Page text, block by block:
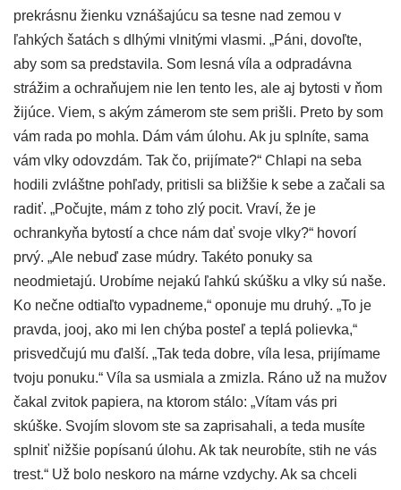
prekrásnu žienku vznášajúcu sa tesne nad zemou v
ľahkých šatách s dlhými vlnitými vlasmi. „Páni, dovoľte,
aby som sa predstavila. Som lesná víla a odpradávna
strážim a ochraňujem nie len tento les, ale aj bytosti v ňom
žijúce. Viem, s akým zámerom ste sem prišli. Preto by som
vám rada po mohla. Dám vám úlohu. Ak ju splníte, sama
vám vlky odovzdám. Tak čo, prijímate?“ Chlapi na seba
hodili zvláštne pohľady, pritisli sa bližšie k sebe a začali sa
radiť. „Počujte, mám z toho zlý pocit. Vraví, že je
ochrankyňa bytostí a chce nám dať svoje vlky?“ hovorí
prvý. „Ale nebuď zase múdry. Takéto ponuky sa
neodmietajú. Urobíme nejakú ľahkú skúšku a vlky sú naše.
Ko nečne odtiaľto vypadneme,“ oponuje mu druhý. „To je
pravda, jooj, ako mi len chýba posteľ a teplá polievka,“
prisvedčujú mu ďalší. „Tak teda dobre, víla lesa, prijímame
tvoju ponuku.“ Víla sa usmiala a zmizla. Ráno už na mužov
čakal zvitok papiera, na ktorom stálo: „Vítam vás pri
skúške. Svojím slovom ste sa zaprisahali, a teda musíte
splniť nižšie popísanú úlohu. Ak tak neurobíte, stih ne vás
trest.“ Už bolo neskoro na márne vzdychy. Ak sa chceli